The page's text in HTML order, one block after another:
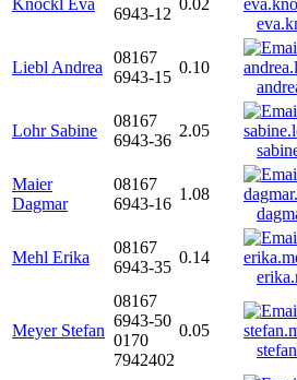
Knöckl Eva
6943-12
0.02
Liebl Andrea
08167
6943-15
0.10
Lohr Sabine
08167
6943-36
2.05
Maier
Dagmar
08167
6943-16
1.08
Mehl Erika
08167
6943-35
0.14
Meyer Stefan
08167
6943-50
0170
7942402
0.05